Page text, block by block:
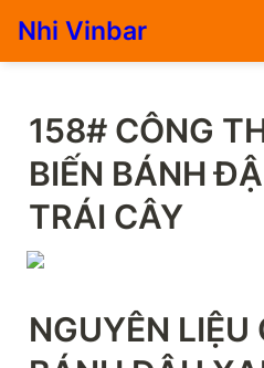
Nhi Vinbar
158# CÔNG
BIẾN BÁNH
TRÁI CÂY
NGUYÊN LIỆU